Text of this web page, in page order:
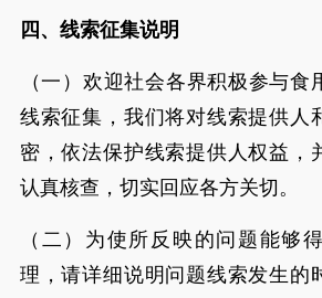
四、线索征集说明
（一）欢迎社会各界积极参与食
线索征集，我们将对线索提供人
密，依法保护线索提供人权益，
认真核查，切实回应各方关切。
（二）为使所反映的问题能够
理，请详细说明问题线索发生的